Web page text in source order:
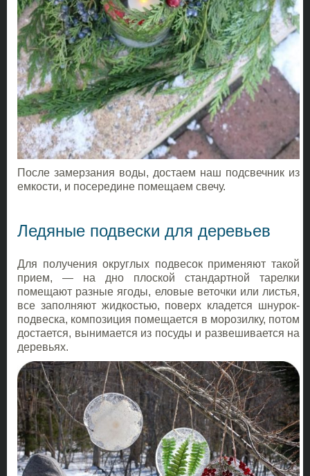
После замерзания воды, достаем наш подсвечник из
емкости, и посередине помещаем свечу.
Ледяные подвески для деревьев
Для получения округлых подвесок применяют такой
прием, — на дно плоской стандартной тарелки
помещают разные ягоды, еловые веточки или листья,
все заполняют жидкостью, поверх кладется шнурок-
подвеска, композиция помещается в морозилку, потом
достается, вынимается из посуды и развешивается на
деревьях.